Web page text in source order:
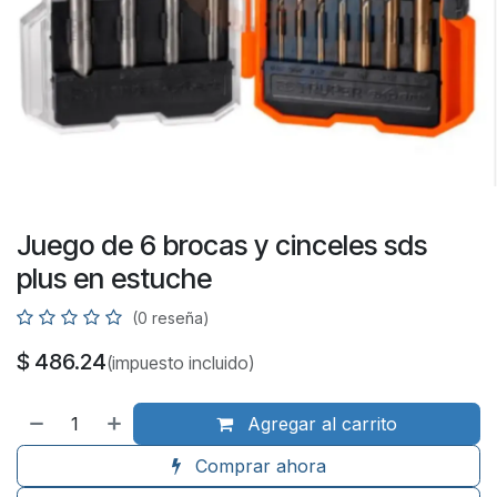
Juego de 6 brocas y cinceles sds
plus en estuche
(0 reseña)
$ 486.24(impuesto incluido)
Agregar al carrito
Comprar ahora